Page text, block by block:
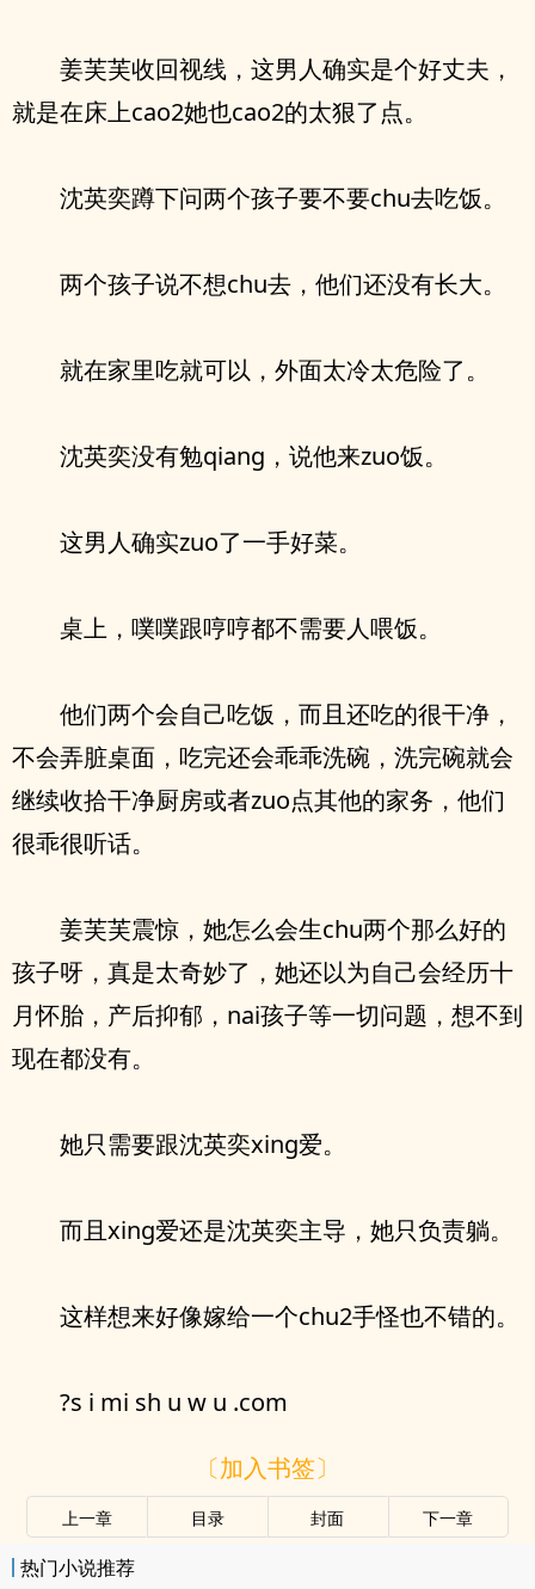
姜芙芙收回视线，这男人确实是个好丈夫，
就是在床上cao2她也cao2的太狠了点。
沈英奕蹲下问两个孩子要不要chu去吃饭。
两个孩子说不想chu去，他们还没有长大。
就在家里吃就可以，外面太冷太危险了。
沈英奕没有勉qiang，说他来zuo饭。
这男人确实zuo了一手好菜。
桌上，噗噗跟哼哼都不需要人喂饭。
他们两个会自己吃饭，而且还吃的很干净，
不会弄脏桌面，吃完还会乖乖洗碗，洗完碗就会
继续收拾干净厨房或者zuo点其他的家务，他们
很乖很听话。
姜芙芙震惊，她怎么会生chu两个那么好的
孩子呀，真是太奇妙了，她还以为自己会经历十
月怀胎，产后抑郁，nai孩子等一切问题，想不到
现在都没有。
她只需要跟沈英奕xing爱。
而且xing爱还是沈英奕主导，她只负责躺。
这样想来好像嫁给一个chu2手怪也不错的。
?s i mi sh u w u .com
〔加入书签〕
上一章 目录 封面 下一章
热门小说推荐